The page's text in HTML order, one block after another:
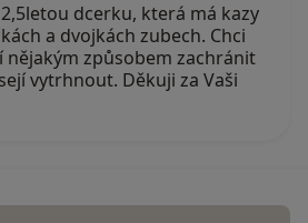
dcerku, která má kazy
a dvojkách zubech. Chci
nějakým způsobem zachránit
vytrhnout. Děkuji za Vaši